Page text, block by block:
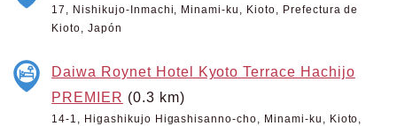
17, Nishikujo-Inmachi, Minami-ku, Kioto, Prefectura de
Kioto, Japón
Daiwa Roynet Hotel Kyoto Terrace Hachijo
PREMIER (0.3 km)
14-1, Higashikujo Higashisanno-cho, Minami-ku, Kioto,